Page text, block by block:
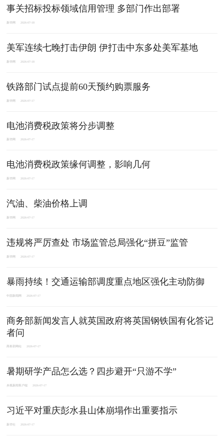
事关招标投标领域信用管理 多部门作出部署
新华网 2026-07-18
美军连续七晚打击伊朗 伊打击中东多处美军基地
新华网 2026-07-18
铁路部门试点提前60天预约购票服务
新华网 2026-07-17
电池消费税政策将分步调整
新华网 2026-07-17
电池消费税政策缘何调整，影响几何
新华网 2026-07-17
汽油、柴油价格上调
新华网 2026-07-17
违规将严厉查处 市场监管总局强化“拼豆”监管
新华网 2026-07-17
暴雨持续！交通运输部调度重点地区强化主动防御
中国新闻网 2026-07-17
商务部新闻发言人就英国政府将英国钢铁国有化答记
者问
商务部网站 2026-07-17
暑期研学产品怎么选？四步避开“只游不学”
央视新闻客户端 2026-07-17
习近平对重庆彭水县山体崩塌作出重要指示
新华社 2026-07-17